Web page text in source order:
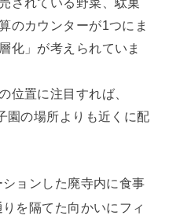
のカウンターが1つにま
化」が考えられていま
位置に注目すれば、
園の場所よりも近くに配
ョンした廃寺内に食事
を隔てた向かいにフィ